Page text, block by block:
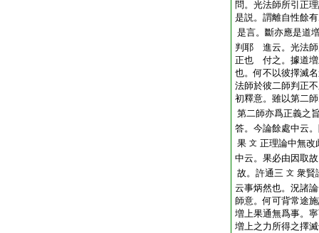
問。光法師所引正
是説。謂離自性餘
是言。斷亦應是道
判耶 進云。光法師
正也 付之。據道増
也。何不以彼擇滅
法師於彼二師判正
初釋意。雖以第二
第二師亦爲正義之
答。今論餘處中云
果 文 正理論中無改
中云。果必由因取
故。許通三 文 衆賢
云事炳然也。況諸
師意。何可背常途
増上果通無爲事。
増上之力所得之擇